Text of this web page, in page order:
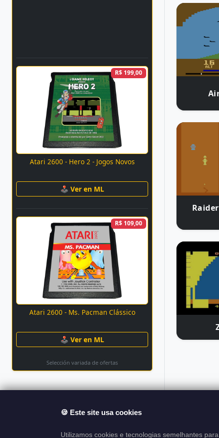
R$ 199,00
Atari 2600 - Hero 2 - Jogos Novos
🕹 Ver en ML
R$ 109,00
Atari 2600 - Ms. Pacman Clássico
🕹 Ver en ML
Selección variada de ofertas
Sobre el Proyecto
🍪 Este site usa cookies
Utilizamos cookies e tecnologias semelhantes